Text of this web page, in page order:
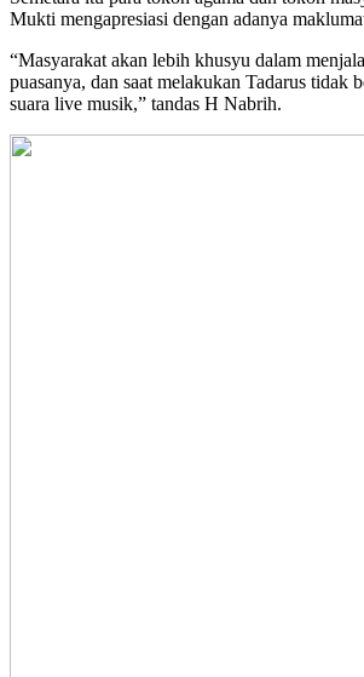
Mukti mengapresiasi dengan adanya
“Masyarakat akan lebih khusyu dalam
puasanya, dan saat melakukan Tadarus tidak
suara live musik,” tandas H Nabrih.